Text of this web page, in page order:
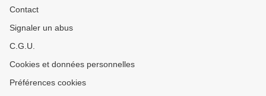
Contact
Signaler un abus
C.G.U.
Cookies et données personnelles
Préférences cookies